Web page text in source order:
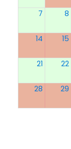
7 8
14 15
21 22
28 29